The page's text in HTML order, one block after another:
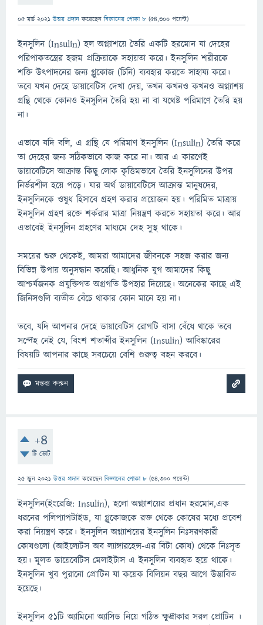
05 মার্চ 2021 উত্তর প্রদান করেছেনবিজ্ঞানের পোকা ৮ (54,300 পয়েন্ট)
ইনসুলিন (Insulin) হল অগ্ন্যাশয়ে তৈরি একটি হরমোন যা দেহের
পরিপাকতন্ত্রের হজম প্রক্রিয়াকে সহায়তা করে। ইনসুলিন শরীরকে
শক্তি উৎপাদনের জন্য গ্লুকোজ (চিনি) ব্যবহার করতে সাহায্য করে।
তবে যখন দেহে ডায়াবেটিস দেখা দেয়, তখন কখনও কখনও অগ্ন্যাশয়
গ্রন্থি থেকে কোনও ইনসুলিন তৈরি হয় না বা যথেষ্ট পরিমাণে তৈরি হয়
না।
এভাবে যদি বলি, এ গ্রন্থি যে পরিমাণ ইনসুলিন (Insulin) তৈরি করে
তা দেহের জন্য সঠিকভাবে কাজ করে না। আর এ কারণেই
ডায়াবেটিসে আক্রান্ত কিছু লোক কৃত্তিমভাবে তৈরি ইনসুলিনের উপর
নির্ভরশীল হয়ে পড়ে। যার অর্থ ডায়াবেটিসে আক্রান্ত মানুষদের,
ইনসুলিনকে ওষুধ হিসাবে গ্রহণ করার প্রয়োজন হয়। পরিমিত মাত্রায়
ইনসুলিন গ্রহণ রক্তে শর্করার মাত্রা নিয়ন্ত্রণ করতে সহায়তা করে। আর
এভাবেই ইনসুলিন গ্রহণের মাধ্যমে দেহ সুস্থ থাকে।
সময়ের শুরু থেকেই, আমরা আমাদের জীবনকে সহজ করার জন্য
বিভিন্ন উপায় অনুসন্ধান করেছি। আধুনিক যুগ আমাদের কিছু
আশ্চর্যজনক প্রযুক্তিগত অগ্রগতি উপহার দিয়েছে। অনেকের কাছে এই
জিনিসগুলি ব্যতীত বেঁচে থাকার কোন মানে হয় না।
তবে, যদি আপনার দেহে ডায়াবেটিস রোগটি বাসা বেঁধে থাকে তবে
সন্দেহ নেই যে, বিংশ শতাব্দীর ইনসুলিন (Insulin) আবিষ্কারের
বিষয়টি আপনার কাছে সবচেয়ে বেশি গুরুত্ব বহন করবে।
+4
টি ভোট
25 জুন 2021 উত্তর প্রদান করেছেনবিজ্ঞানের পোকা ৮ (54,300 পয়েন্ট)
ইনসুলিন(ইংরেজি: Insulin), হলো অগ্ন্যাশয়ের প্রধান হরমোন,এক
ধরনের পলিপ্যাপটাইড, যা গ্লুকোজকে রক্ত থেকে কোষের মধ্যে প্রবেশ
করা নিয়ন্ত্রণ করে। ইনসুলিন অগ্ন্যাশয়ের ইনসুলিন নিঃসরণকারী
কোষগুলো (আইল্যেটস অব ল্যাঙ্গারহেন্স-এর বিটা কোষ) থেকে নিঃসৃত
হয়। মূলত ডায়েবেটিস মেলাইটাস এ ইনসুলিন ব্যবহৃত হয়ে থাকে।
ইনসুলিন খুব পুরানো প্রোটিন যা কয়েক বিলিয়ন বছর আগে উদ্ভাবিত
হয়েছে।
ইনসুলিন ৫১টি অ্যামিনাে অ্যাসিড নিয়ে গঠিত ক্ষুদ্রাকার সরল প্রােটিন ।